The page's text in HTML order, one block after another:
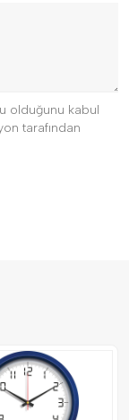
olduğunu kabul
tarafından